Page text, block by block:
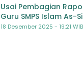
Usai Pembagian
Guru SMPS Islam As-
Bersama Sambut
18 Desember 2025 - 19:21 WIB